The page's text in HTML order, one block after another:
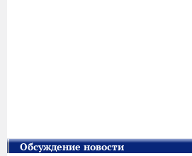
Обсуждение новости